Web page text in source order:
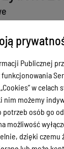
osobiste,
Publicznej
w celach
nim możemy
osób go
możliwość
dzięki czemu